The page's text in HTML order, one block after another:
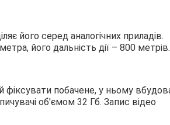
його серед аналогічних приладів.
його дальність дії – 800 метрів.
фіксувати побачене, у ньому
об'ємом 32 Гб. Запис відео